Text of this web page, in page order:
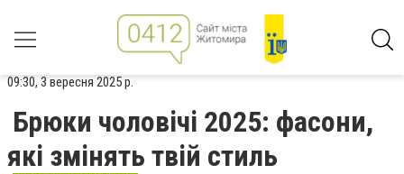
09:30, 3 вересня 2025 р.
Брюки чоловічі 2025: фасони,
які змінять твій стиль